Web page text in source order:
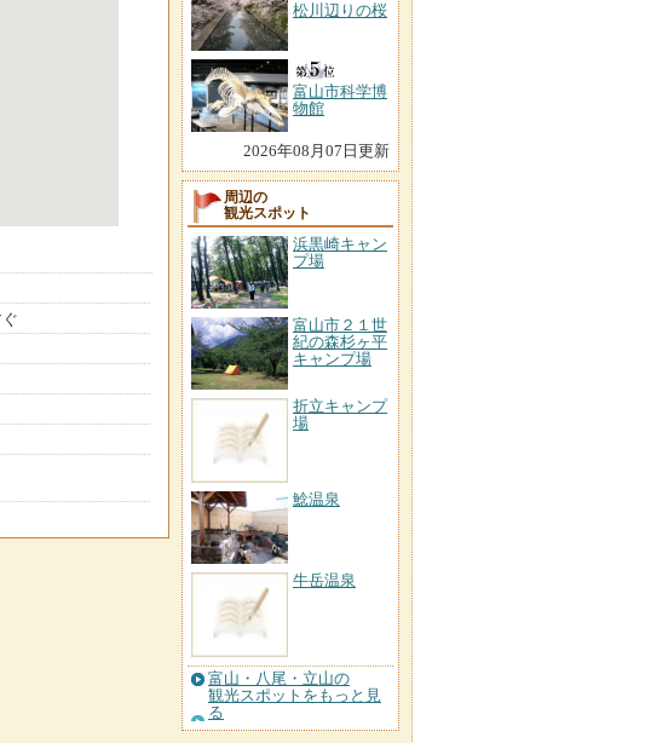
松川辺りの桜
富山市科学博
物館
2026年08月07日更新
周辺の
観光スポット
浜黒崎キャン
プ場
富山市２１世
紀の森杉ヶ平
キャンプ場
折立キャンプ
場
鯰温泉
牛岳温泉
富山・八尾・立山の
観光スポットをもっと見
る